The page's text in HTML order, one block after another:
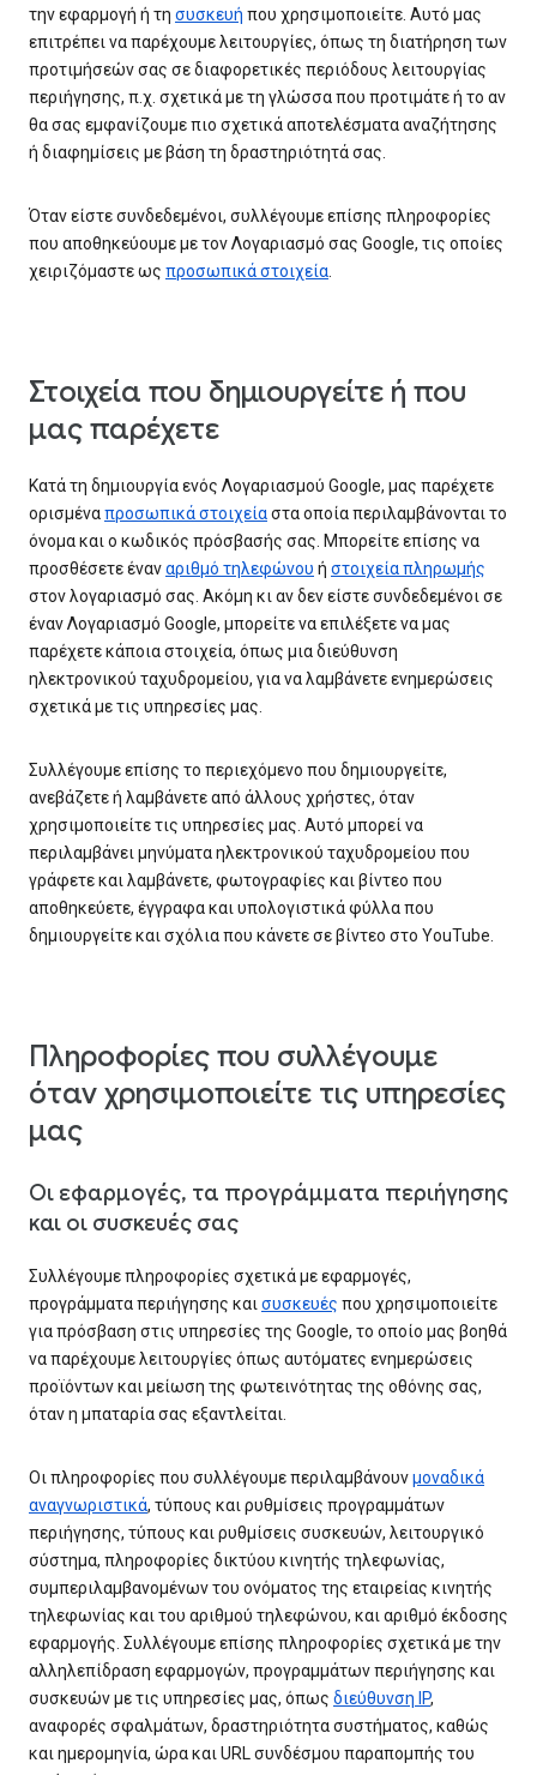
την εφαρμογή ή τη συσκευή που χρησιμοποιείτε. Αυτό μας
επιτρέπει να παρέχουμε λειτουργίες, όπως τη διατήρηση των
προτιμήσεών σας σε διαφορετικές περιόδους λειτουργίας
περιήγησης, π.χ. σχετικά με τη γλώσσα που προτιμάτε ή το αν
θα σας εμφανίζουμε πιο σχετικά αποτελέσματα αναζήτησης
ή διαφημίσεις με βάση τη δραστηριότητά σας.
Όταν είστε συνδεδεμένοι, συλλέγουμε επίσης πληροφορίες
που αποθηκεύουμε με τον Λογαριασμό σας Google, τις οποίες
χειριζόμαστε ως προσωπικά στοιχεία.
Στοιχεία που δημιουργείτε ή που
μας παρέχετε
Κατά τη δημιουργία ενός Λογαριασμού Google, μας παρέχετε
ορισμέναπροσωπικά στοιχείαστα οποία περιλαμβάνονται το
όνομα και ο κωδικός πρόσβασής σας. Μπορείτε επίσης να
προσθέσετε έναναριθμό τηλεφώνου ή στοιχεία πληρωμής
στον λογαριασμό σας. Ακόμη κι αν δεν είστε συνδεδεμένοι σε
έναν Λογαριασμό Google, μπορείτε να επιλέξετε να μας
παρέχετε κάποια στοιχεία, όπως μια διεύθυνση
ηλεκτρονικού ταχυδρομείου, για να λαμβάνετε ενημερώσεις
σχετικά με τις υπηρεσίες μας.
Συλλέγουμε επίσης το περιεχόμενο που δημιουργείτε,
ανεβάζετε ή λαμβάνετε από άλλους χρήστες, όταν
χρησιμοποιείτε τις υπηρεσίες μας. Αυτό μπορεί να
περιλαμβάνει μηνύματα ηλεκτρονικού ταχυδρομείου που
γράφετε και λαμβάνετε, φωτογραφίες και βίντεο που
αποθηκεύετε, έγγραφα και υπολογιστικά φύλλα που
δημιουργείτε και σχόλια που κάνετε σε βίντεο στο YouTube.
Πληροφορίες που συλλέγουμε
όταν χρησιμοποιείτε τις υπηρεσίες
μας
Οι εφαρμογές, τα προγράμματα περιήγησης
και οι συσκευές σας
Συλλέγουμε πληροφορίες σχετικά με εφαρμογές,
προγράμματα περιήγησης καισυσκευές που χρησιμοποιείτε
για πρόσβαση στις υπηρεσίες της Google, το οποίο μας βοηθά
να παρέχουμε λειτουργίες όπως αυτόματες ενημερώσεις
προϊόντων και μείωση της φωτεινότητας της οθόνης σας,
όταν η μπαταρία σας εξαντλείται.
Οι πληροφορίες που συλλέγουμε περιλαμβάνουνμοναδικά
αναγνωριστικά, τύπους και ρυθμίσεις προγραμμάτων
περιήγησης, τύπους και ρυθμίσεις συσκευών, λειτουργικό
σύστημα, πληροφορίες δικτύου κινητής τηλεφωνίας,
συμπεριλαμβανομένων του ονόματος της εταιρείας κινητής
τηλεφωνίας και του αριθμού τηλεφώνου, και αριθμό έκδοσης
εφαρμογής. Συλλέγουμε επίσης πληροφορίες σχετικά με την
αλληλεπίδραση εφαρμογών, προγραμμάτων περιήγησης και
συσκευών με τις υπηρεσίες μας, όπως διεύθυνση IP,
αναφορές σφαλμάτων, δραστηριότητα συστήματος, καθώς
και ημερομηνία, ώρα και URL συνδέσμου παραπομπής του